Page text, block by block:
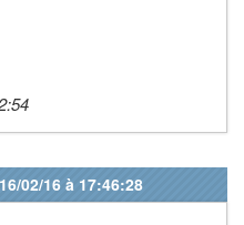
02/16 à 17:46:28